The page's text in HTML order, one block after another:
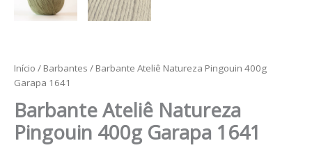
Início / Barbantes / Barbante Ateliê Natureza Pingouin 400g
Garapa 1641
Barbante Ateliê Natureza
Pingouin 400g Garapa 1641